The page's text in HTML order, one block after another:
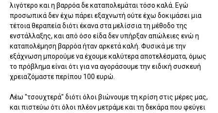
λιγότερο και η βαρρόα δε καταπολεμάται τόσο καλά. Εγώ
προσωπικά δεν έχω πάρει εξαχνωτή ούτε έχω δοκιμάσει μια
τέτοια θεραπεία διότι έκανα στα μελίσσια τη μέθοδο της
ενστάλλαξης, και από όσο είδα δεν υπήρξαν απώλειες ενώ η
καταπολέμηση βαρρόα ήταν αρκετά καλή. Φυσικά με την
εξάχνωση μπορούμε να έχουμε καλύτερα αποτελέσματα, όμως
το πρόβλημα είναι ότι για να αγοράσουμε την ειδική συσκευή
χρειαζόμαστε περίπου 100 ευρώ.
Λέω "τσουχτερά" διότι όλοι βιώνουμε τη κρίση στις μέρες μας,
και πιστεύω ότι όλοι πλέον μετράμε και τη δεκάρα που φεύγει